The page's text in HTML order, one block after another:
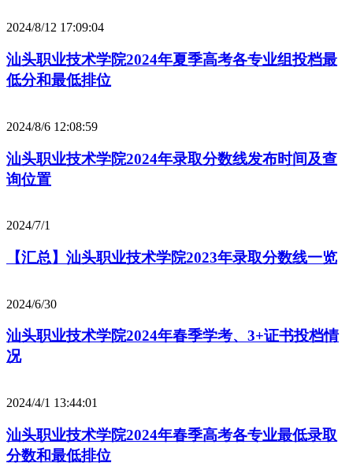
2024/8/12 17:09:04
汕头职业技术学院2024年夏季高考各专业组投档最
低分和最低排位
2024/8/6 12:08:59
汕头职业技术学院2024年录取分数线发布时间及查
询位置
2024/7/1
【汇总】汕头职业技术学院2023年录取分数线一览
2024/6/30
汕头职业技术学院2024年春季学考、3+证书投档情
况
2024/4/1 13:44:01
汕头职业技术学院2024年春季高考各专业最低录取
分数和最低排位